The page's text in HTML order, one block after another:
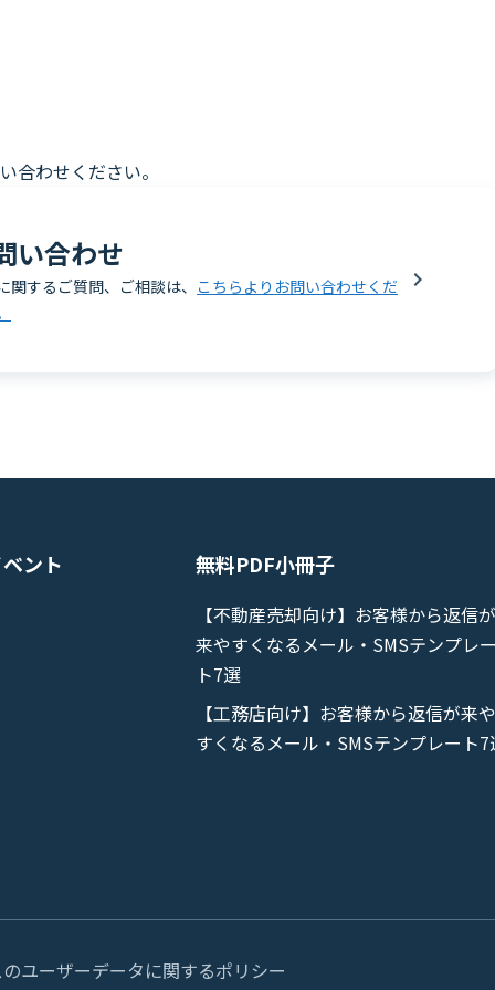
合わせください。
い合わせ
関するご質問、ご相談は、 こちらよりお問い合わせくだ
ント 無料PDF小冊子
【不動産売却向け】お客様から返信
来やすくなるメール・SMSテンプレ
ト7選
【工務店向け】お客様から返信が来
すくなるメール・SMSテンプレート7
ユーザーデータに関するポリシー